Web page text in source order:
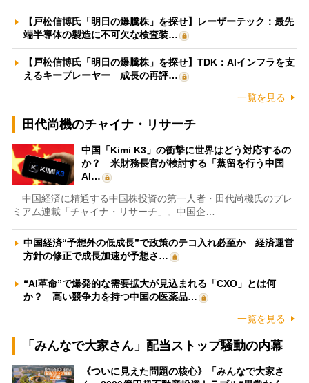
【戸松信博氏「明日の爆騰株」を探せ】レーザーテック：最先
端半導体の製造に不可欠な検査装…
【戸松信博氏「明日の爆騰株」を探せ】TDK：AIインフラを支
えるキープレーヤー 成長の再評…
一覧を見る
田代尚機のチャイナ・リサーチ
中国「Kimi K3」の衝撃に世界はどう対応するの
か？ 米財務長官が検討する「蒸留を行う中国
AI…
中国経済に精通する中国株投資の第一人者・田代尚機氏のプレ
ミアム連載「チャイナ・リサーチ」。中国企…
中国経済“予想外の低成長”で政策のテコ入れ必至か 経済運営
方針の修正で成長加速が予想さ…
“AI革命”で爆発的な需要拡大が見込まれる「CXO」とは何
か？ 高い競争力を持つ中国の医薬品…
一覧を見る
「みんなで大家さん」配当ストップ騒動の内幕
《ついに見えた問題の核心》「みんなで大家さ